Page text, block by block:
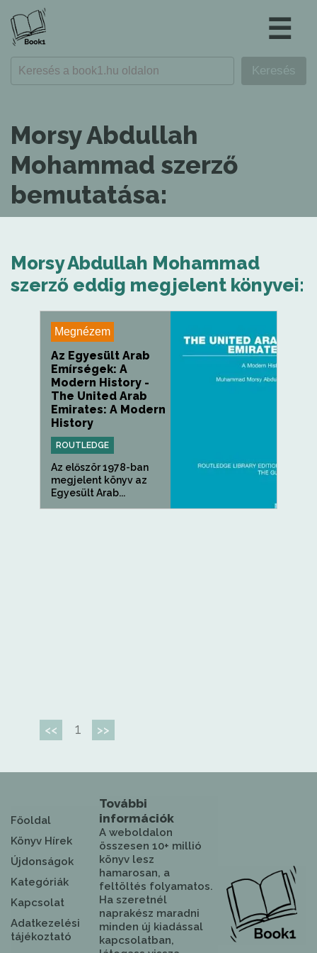
☰
Morsy Abdullah
Mohammad szerző
bemutatása:
Morsy Abdullah Mohammad
szerző eddig megjelent könyvei:
Megnézem
Az Egyesült Arab
Emírségek: A
Modern History -
The United Arab
Emirates: A Modern
History
ROUTLEDGE
Az először 1978-ban
megjelent könyv az
Egyesült Arab...
<< 1 >>
Főoldal
Könyv Hírek
Újdonságok
Kategóriák
Kapcsolat
Adatkezelési
tájékoztató
További
információk
A weboldalon
összesen 10+ millió
könyv lesz
hamarosan, a
feltöltés folyamatos.
Ha szeretnél
naprakész maradni
minden új kiadással
kapcsolatban,